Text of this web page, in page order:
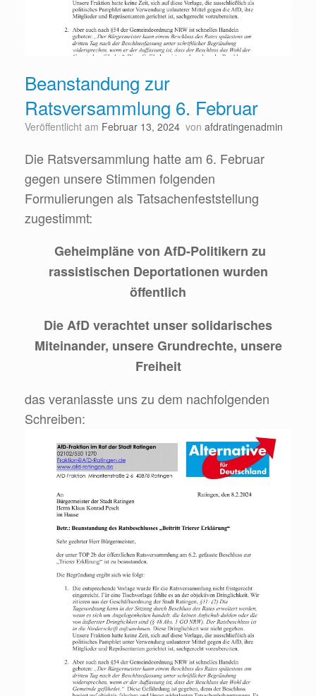
Beanstandung zur
Ratsversammlung 6. Februar
Veröffentlicht am Februar 13, 2024 von afdratingenadmin
Die Ratsversammlung hatte am 6. Februar
gegen unsere Stimmen folgenden
Formulierungen als Tatsachenfeststellung
zugestimmt:
Geheimpläne von AfD-Politikern zu
rassistischen Deportationen wurden
öffentlich
Die AfD verachtet unser solidarisches
Miteinander, unsere Grundrechte, unsere
Freiheit
das veranlasste uns zu dem nachfolgenden
Schreiben: